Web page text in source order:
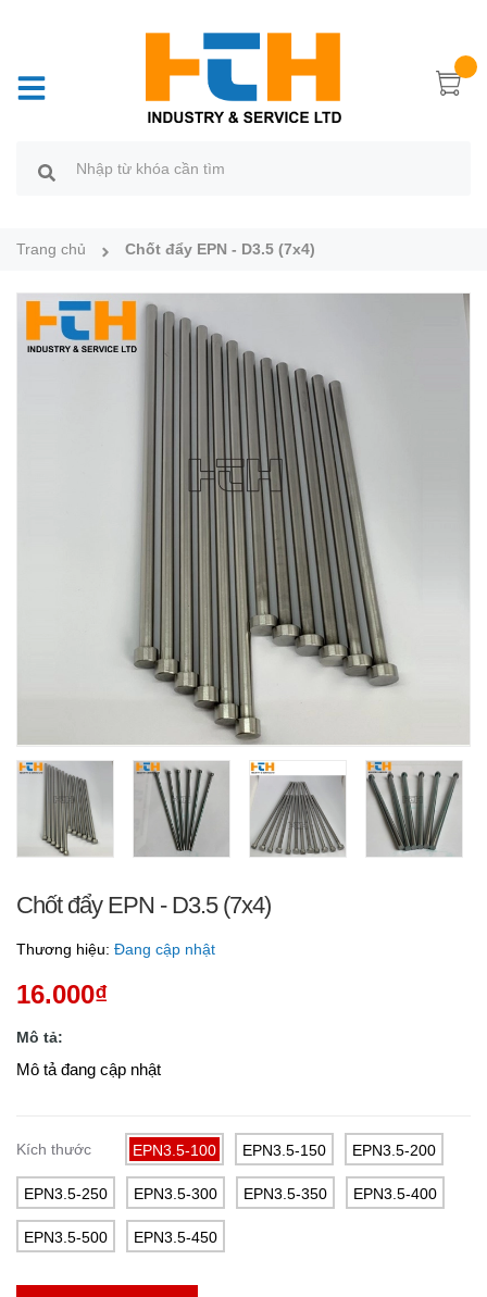
Trang chủ Chốt đẩy EPN - D3.5 (7x4)
Chốt đẩy EPN - D3.5 (7x4)
Thương hiệu: Đang cập nhật
16.000₫
Mô tả:
Mô tả đang cập nhật
Kích thước EPN3.5-100 EPN3.5-150 EPN3.5-200
EPN3.5-250 EPN3.5-300 EPN3.5-350 EPN3.5-400
EPN3.5-500 EPN3.5-450